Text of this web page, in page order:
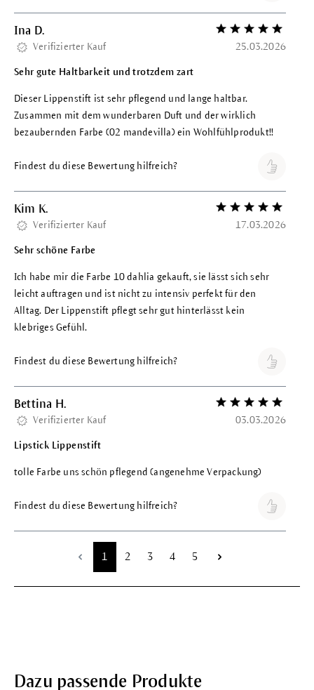
Ina D. Bewertung mit 5
Verifizierter Kauf 25.03.2026
Sehr gute Haltbarkeit und trotzdem zart
Dieser Lippenstift ist sehr pflegend und lange haltbar.
Zusammen mit dem wunderbaren Duft und der wirklich
bezaubernden Farbe (02 mandevilla) ein Wohlfühlprodukt!!
Findest du diese Bewertung hilfreich?
Kim K. Bewertung mit 5
Verifizierter Kauf 17.03.2026
Sehr schöne Farbe
Ich habe mir die Farbe 10 dahlia gekauft, sie lässt sich sehr
leicht auftragen und ist nicht zu intensiv perfekt für den
Alltag. Der Lippenstift pflegt sehr gut hinterlässt kein
klebriges Gefühl.
Findest du diese Bewertung hilfreich?
Bettina H. Bewertung mit 5
Verifizierter Kauf 03.03.2026
Lipstick Lippenstift
tolle Farbe uns schön pflegend (angenehme Verpackung)
Findest du diese Bewertung hilfreich?
Seite
1 Seite
2 Seite
3 Seite
4 Seite
5
Dazu passende Produkte